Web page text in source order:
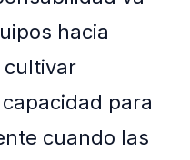
hacia
para
cuando las